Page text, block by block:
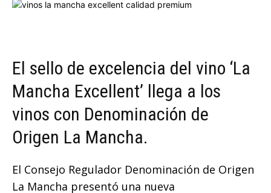
El sello de excelencia del vino ‘La
Mancha Excellent’ llega a los
vinos con Denominación de
Origen La Mancha.
El Consejo Regulador Denominación de Origen
La Mancha presentó una nueva